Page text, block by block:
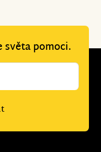
světa pomoci.